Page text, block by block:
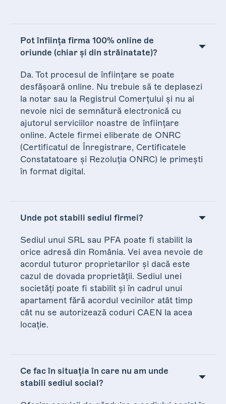
Pot înființa firma 100% online de
oriunde (chiar și din străinatate)?
Da. Tot procesul de înființare se poate
desfășoară online. Nu trebuie să te deplasezi
la notar sau la Registrul Comerțului și nu ai
nevoie nici de semnătură electronică cu
ajutorul serviciilor noastre de înființare
online. Actele firmei eliberate de ONRC
(Certificatul de Înregistrare, Certificatele
Constatatoare și Rezoluția ONRC) le primești
în format digital.
Unde pot stabili sediul firmei?
Sediul unui SRL sau PFA poate fi stabilit la
orice adresă din România. Vei avea nevoie de
acordul tuturor proprietarilor și dacă este
cazul de dovada proprietății. Sediul unei
societăți poate fi stabilit și în cadrul unui
apartament fără acordul vecinilor atât timp
cât nu se autorizează coduri CAEN la acea
locație.
Ce fac în situația în care nu am unde
stabili sediul social?